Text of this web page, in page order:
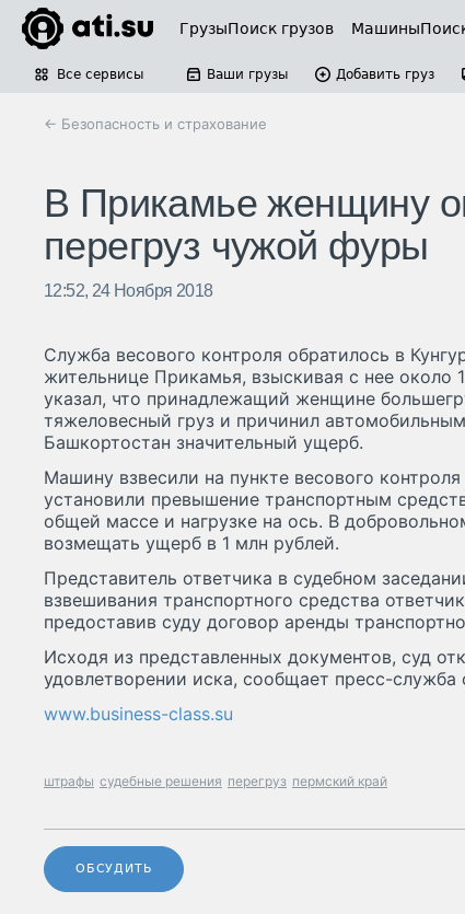
ГрузыПоиск грузов Машины
Все сервисы Ваши грузы Добавить груз
← Безопасность и страхование
В Прикамье женщину
перегруз чужой фуры
12:52, 24 Ноября 2018
Служба весового контроля обратилось в
жительнице Прикамья, взыскивая с нее около
указал, что принадлежащий женщине
тяжеловесный груз и причинил
Башкортостан значительный ущерб.
Машину взвесили на пункте весового
установили превышение транспортным
общей массе и нагрузке на ось. В
возмещать ущерб в 1 млн рублей.
Представитель ответчика в судебном
взвешивания транспортного средства
предоставив суду договор аренды
Исходя из представленных документов, суд
удовлетворении иска, сообщает пресс-служба
www.business-class.su
штрафы судебные решения перегруз пермский край
ОБСУДИТЬ